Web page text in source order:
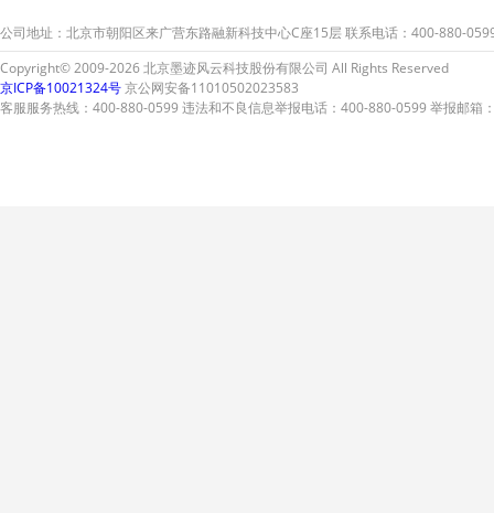
公司地址：北京市朝阳区来广营东路融新科技中心C座15层 联系电话：400-880-
Copyright© 2009-2026 北京墨迹风云科技股份有限公司 All Rights Reserved
京ICP备10021324号京公网安备11010502023583
客服服务热线：400-880-0599 违法和不良信息举报电话：400-880-0599 举报邮箱